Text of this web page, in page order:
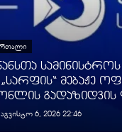
„სარფის“ მებაჟე
გადაზიდვის
აგვისტო 6, 2026 22:46